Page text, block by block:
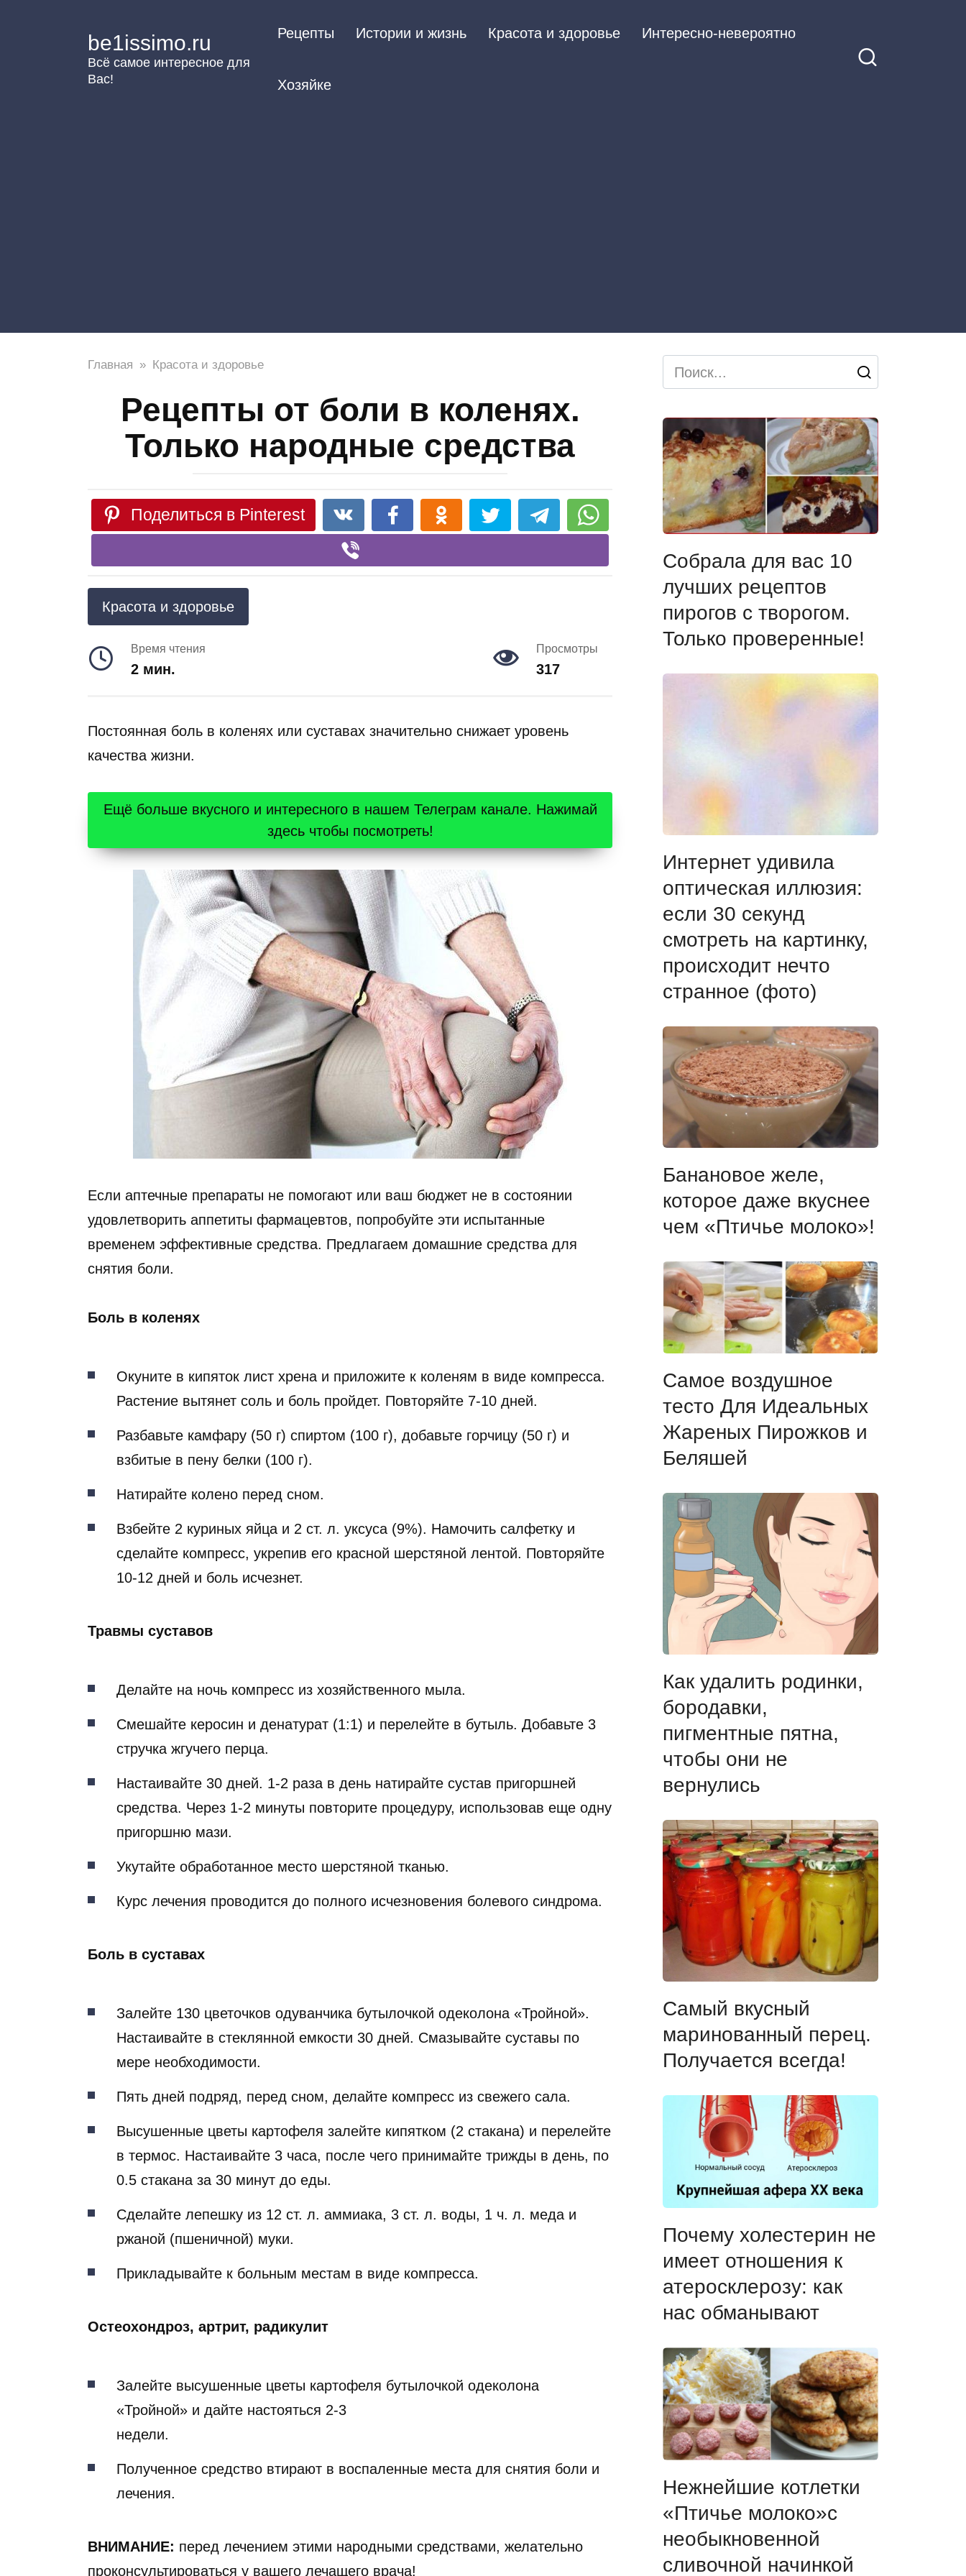
be1issimo.ru
Всё самое интересное для
Вас!
Рецепты Истории и жизнь Красота и здоровье Интересно-невероятно
Хозяйке
Главная » Красота и здоровье
Рецепты от боли в коленях.
Только народные средства
Поделиться в Pinterest
Красота и здоровье
Время чтения
2 мин.
Просмотры
317
Постоянная боль в коленях или суставах значительно снижает уровень
качества жизни.
Ещё больше вкусного и интересного в нашем Телеграм канале. Нажимай
здесь чтобы посмотреть!
Если аптечные препараты не помогают или ваш бюджет не в состоянии
удовлетворить аппетиты фармацевтов, попробуйте эти испытанные
временем эффективные средства. Предлагаем домашние средства для
снятия боли.
Боль в коленях
Окуните в кипяток лист хрена и приложите к коленям в виде компресса.
Растение вытянет соль и боль пройдет. Повторяйте 7-10 дней.
Разбавьте камфару (50 г) спиртом (100 г), добавьте горчицу (50 г) и
взбитые в пену белки (100 г).
Натирайте колено перед сном.
Взбейте 2 куриных яйца и 2 ст. л. уксуса (9%). Намочить салфетку и
сделайте компресс, укрепив его красной шерстяной лентой. Повторяйте
10-12 дней и боль исчезнет.
Травмы суставов
Делайте на ночь компресс из хозяйственного мыла.
Смешайте керосин и денатурат (1:1) и перелейте в бутыль. Добавьте 3
стручка жгучего перца.
Настаивайте 30 дней. 1-2 раза в день натирайте сустав пригоршней
средства. Через 1-2 минуты повторите процедуру, использовав еще одну
пригоршню мази.
Укутайте обработанное место шерстяной тканью.
Курс лечения проводится до полного исчезновения болевого синдрома.
Боль в суставах
Залейте 130 цветочков одуванчика бутылочкой одеколона «Тройной».
Настаивайте в стеклянной емкости 30 дней. Смазывайте суставы по
мере необходимости.
Пять дней подряд, перед сном, делайте компресс из свежего сала.
Высушенные цветы картофеля залейте кипятком (2 стакана) и перелейте
в термос. Настаивайте 3 часа, после чего принимайте трижды в день, по
0.5 стакана за 30 минут до еды.
Сделайте лепешку из 12 ст. л. аммиака, 3 ст. л. воды, 1 ч. л. меда и
ржаной (пшеничной) муки.
Прикладывайте к больным местам в виде компресса.
Остеохондроз, артрит, радикулит
Залейте высушенные цветы картофеля бутылочкой одеколона
«Тройной» и дайте настояться 2-3
недели.
Полученное средство втирают в воспаленные места для снятия боли и
лечения.
ВНИМАНИЕ: перед лечением этими народными средствами, желательно
проконсультироваться у вашего лечащего врача!
Search
for:
Собрала для вас 10
лучших рецептов
пирогов с творогом.
Только проверенные!
Интернет удивила
оптическая иллюзия:
если 30 секунд
смотреть на картинку,
происходит нечто
странное (фото)
Банановое желе,
которое даже вкуснее
чем «Птичье молоко»!
Самое воздушное
тесто Для Идеальных
Жареных Пирожков и
Беляшей
Как удалить родинки,
бородавки,
пигментные пятна,
чтобы они не
вернулись
Самый вкусный
маринованный перец.
Получается всегда!
Почему холестерин не
имеет отношения к
атеросклерозу: как
нас обманывают
Нежнейшие котлетки
«Птичье молоко»с
необыкновенной
сливочной начинкой